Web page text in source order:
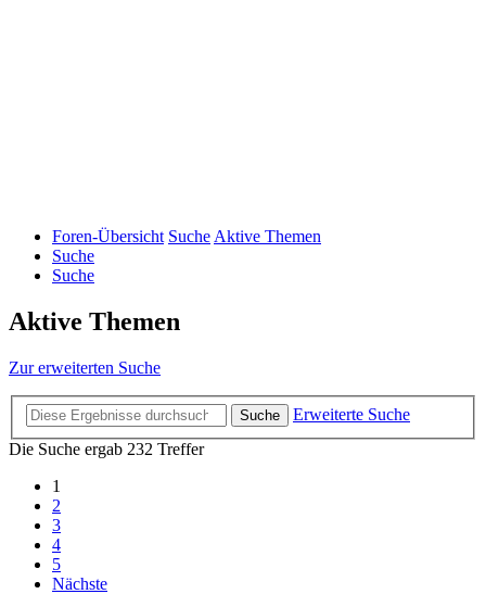
Foren-Übersicht SucheAktive Themen
Suche
Suche
Aktive Themen
Zur erweiterten Suche
Suche
Erweiterte Suche
Die Suche ergab 232 Treffer
1
2
3
4
5
Nächste